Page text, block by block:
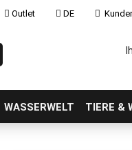
Outlet DE
Suche...
WASSERWELT TIERE &